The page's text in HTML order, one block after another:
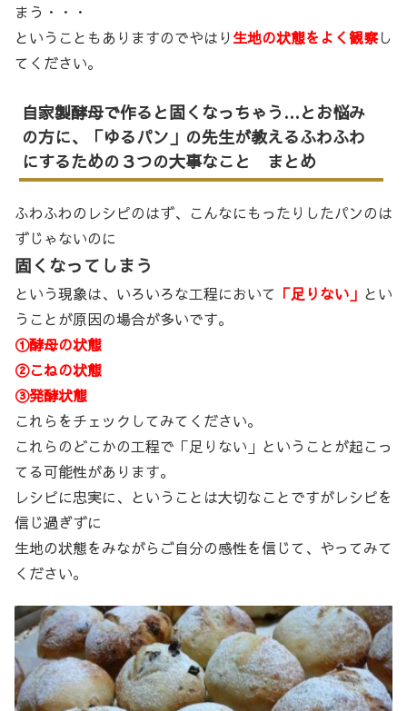
まう・・・
ということもありますのでやはり 生地の状態をよく観察し
てください。
自家製酵母で作ると固くなっちゃう…とお悩み
の方に、「ゆるパン」の先生が教えるふわふわ
にするための３つの大事なこと まとめ
ふわふわのレシピのはず、こんなにもったりしたパンのは
ずじゃないのに
固くなってしまう
という現象は、いろいろな工程において 「足りない」 とい
うことが原因の場合が多いです。
①酵母の状態
②こねの状態
③発酵状態
これらをチェックしてみてください。
これらのどこかの工程で「足りない」ということが起こっ
てる可能性があります。
レシピに忠実に、ということは大切なことですがレシピを
信じ過ぎずに
生地の状態をみながらご自分の感性を信じて、やってみて
ください。